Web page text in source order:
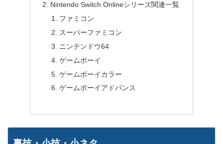
Nintendo Switch Onlineシリーズ関連一覧
ファミコン
スーパーファミコン
ニンテンドウ64
ゲームボーイ
ゲームボーイカラー
ゲームボーイアドバンス